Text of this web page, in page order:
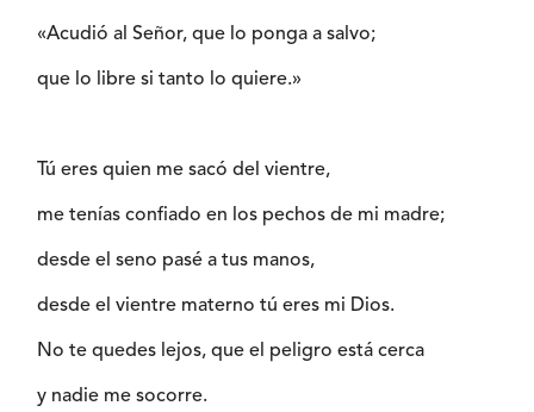
«Acudió al Señor, que lo ponga a salvo;
que lo libre si tanto lo quiere.»
Tú eres quien me sacó del vientre,
me tenías confiado en los pechos de mi madre;
desde el seno pasé a tus manos,
desde el vientre materno tú eres mi Dios.
No te quedes lejos, que el peligro está cerca
y nadie me socorre.